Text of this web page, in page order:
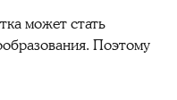
может стать
Поэтому